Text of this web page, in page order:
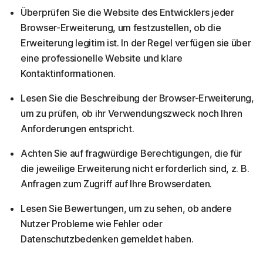
Überprüfen Sie die Website des Entwicklers jeder
Browser-Erweiterung, um festzustellen, ob die
Erweiterung legitim ist. In der Regel verfügen sie über
eine professionelle Website und klare
Kontaktinformationen.
Lesen Sie die Beschreibung der Browser-Erweiterung,
um zu prüfen, ob ihr Verwendungszweck noch Ihren
Anforderungen entspricht.
Achten Sie auf fragwürdige Berechtigungen, die für
die jeweilige Erweiterung nicht erforderlich sind, z. B.
Anfragen zum Zugriff auf Ihre Browserdaten.
Lesen Sie Bewertungen, um zu sehen, ob andere
Nutzer Probleme wie Fehler oder
Datenschutzbedenken gemeldet haben.